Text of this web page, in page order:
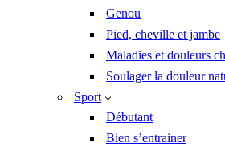
Genou
Pied, cheville et jambe
Maladies et douleurs
Soulager la douleur
Sport
Débutant
Bien s’entrainer